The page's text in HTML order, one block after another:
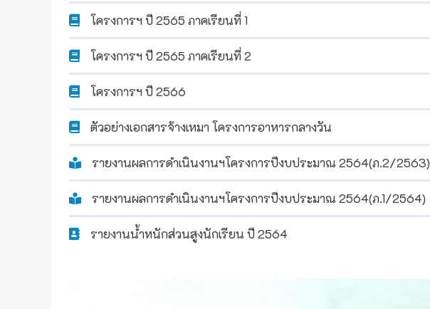
โครงการฯ ปี 2565 ภาคเรียนที่ 1
โครงการฯ ปี 2565 ภาคเรียนที่ 2
โครงการฯ ปี 2566
ตัวอย่างเอกสารจ้างเหมา โครงการอาหารกลางวัน
รายงานผลการดำเนินงานฯโครงการปีงบประมาณ 2564(ภ.2/2563)
รายงานผลการดำเนินงานฯโครงการปีงบประมาณ 2564(ภ.1/2564)
รายงานน้ำหนักส่วนสูงนักเรียน ปี 2564